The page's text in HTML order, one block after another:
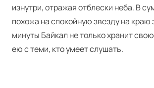
изнутри, отражая отблески неба. В
похожа на спокойную звезду на краю
минуты Байкал не только хранит
ею с теми, кто умеет слушать.